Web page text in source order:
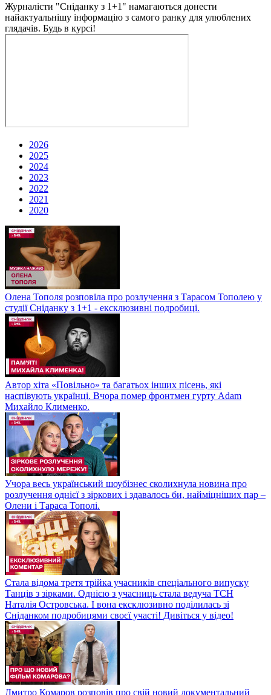
Журналісти "Сніданку з 1+1" намагаються донести
найактуальнішу інформацію з самого ранку для улюблених
глядачів. Будь в курсі!
2026
2025
2024
2023
2022
2021
2020
Олена Тополя розповіла про розлучення з Тарасом Тополею у
студії Сніданку з 1+1 - ексклюзивні подробиці.
Автор хіта «Повільно» та багатьох інших пісень, які
наспівують українці. Вчора помер фронтмен гурту Adam
Михайло Клименко.
Учора весь український шоубізнес сколихнула новина про
розлучення однієї з зіркових і здавалось би, найміцніших пар –
Олени і Тараса Тополі.
Стала відома третя трійка учасників спеціального випуску
Танців з зірками. Однією з учасниць стала ведуча ТСН
Наталія Островська. І вона ексклюзивно поділилась зі
Сніданком подробицями своєї участі! Дивіться у відео!
Дмитро Комаров розповів про свій новий документальний